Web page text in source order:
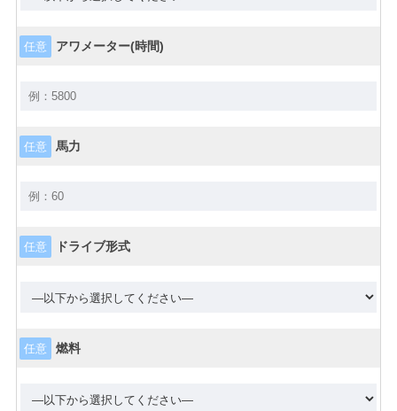
任意 アワメーター(時間)
任意 馬力
任意 ドライブ形式
任意 燃料